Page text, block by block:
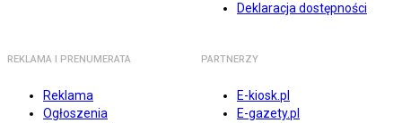
Deklaracja dostępności
REKLAMA I PRENUMERATA
Reklama
Ogłoszenia
PARTNERZY
E-kiosk.pl
E-gazety.pl